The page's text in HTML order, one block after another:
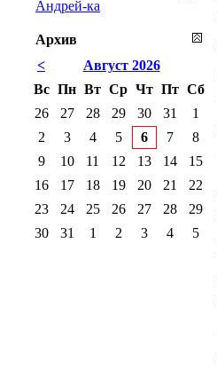
Андрей-ка
Архив
<
Август 2026
Вс Пн Вт Ср Чт Пт Сб
26
27 28 29 30 31
1
2
3 4 5 6 7
8
9
10 11 12 13 14
15
16
17 18 19 20 21
22
23
24 25 26 27 28
29
30
31 1 2 3 4 5